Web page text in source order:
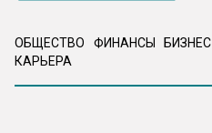
ОБЩЕСТВО ФИНАНСЫ БИЗНЕС
КАРЬЕРА